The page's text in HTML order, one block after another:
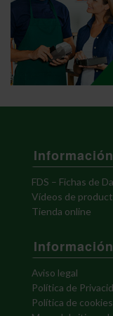
FDS – Fichas de
Vídeos de
Tienda online
Aviso legal
Política de
Política de cookies